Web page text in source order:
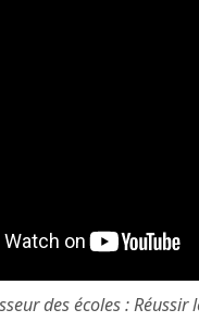
des écoles : Réussir